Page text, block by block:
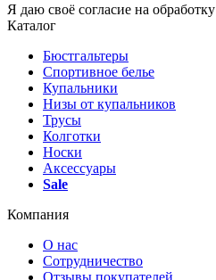
Я даю своё согласие на обработку
Каталог
Бюстгальтеры
Спортивное белье
Купальники
Низы от купальников
Трусы
Колготки
Носки
Аксессуары
Sale
Компания
О нас
Сотрудничество
Отзывы покупателей